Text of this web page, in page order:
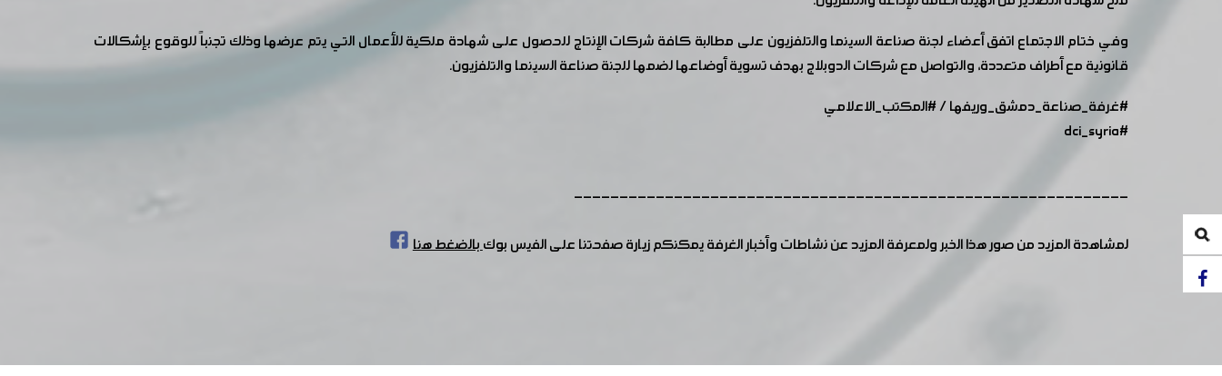
وفي ختام الاجتماع اتفق أعضاء لجنة صناعة السينما والتلفزيون على مطالبة كافة شركات الإنتاج للحصول على شهادة ملكية للأعمال التي يتم عرضها وذلك تجنباً للوقوع بإشكالات
قانونية مع أطراف متعددة، والتواصل مع شركات الدوبلاج بهدف تسوية أوضاعها لضمها للجنة صناعة السينما والتلفزيون.
#غرفة_صناعة_دمشق_وريفها/#المكتب_الاعلامي
#dci_syria
-------------------------------------------------------------
لمشاهدة المزيد من صور هذا الخبر ولمعرفة المزيد عن نشاطات وأخبار الغرفة يمكنكم زيارة صفحتنا على الفيس بوكبالضغط هنا